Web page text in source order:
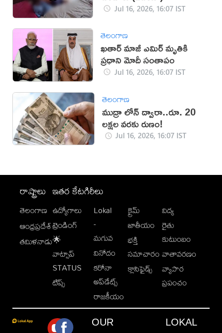
Jul 16, 2026, 16:07 IST
తెలంగాణ
ఖతార్ మాజీ ఎమిర్ మృతికి
ప్రధాని మోదీ సంతాపం
Jul 16, 2026, 16:07 IST
తెలంగాణ
ముద్రా లోన్ ద్వారా..రూ. 20
లక్షల వరకు రుణం!
Jul 16, 2026, 16:07 IST
రాష్ట్రాలు
తెలంగాణ
ఆంధ్రప్రదేశ్
తమిళనాడు
ఇతర కేటగిరీలు
ఉద్యోగాలు
ట్రెండింగ్
🌟
వాట్సాప్
STATUS
టిప్స్
Lokal
-
మగువ
వినోదం
కరోనా
అప్‌డేట్స్
రాజకీయం
క్రైమ్
జాతీయం
భక్తి
సమాచారం
క్లాసిఫైడ్స్
విద్య
రైతు
కుటుంబం
వాతావరణం
వ్యాపార
ప్రపంచం
OUR LOKAL